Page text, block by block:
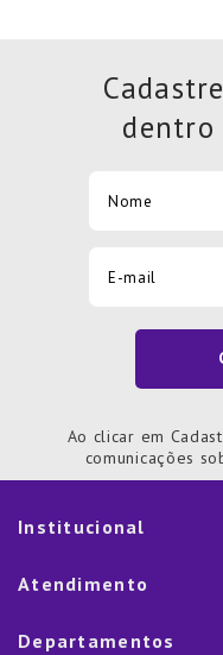
dentro
Ao clicar em
comunicações
Institucional
História
Nossas Lojas
Atendimento
Departamentos